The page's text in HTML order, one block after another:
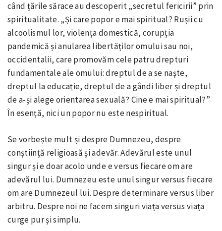
când țările sărace au descoperit „secretul fericirii” prin
spiritualitate. „Și care popor e mai spiritual? Rușii cu
alcoolismul lor, violența domestică, corupția
pandemică și anularea libertăților omului sau noi,
occidentalii, care promovăm cele patru drepturi
fundamentale ale omului: dreptul de a se naște,
dreptul la educație, dreptul de a gândi liber și dreptul
de a-și alege orientarea sexuală? Cine e mai spiritual?”
În esență, nici un popor nu este nespiritual.
Se vorbește mult și despre Dumnezeu, despre
conștiință religioasă și adevăr. Adevărul este unul
singur și e doar acolo unde e versus fiecare om are
adevărul lui. Dumnezeu este unul singur versus fiecare
om are Dumnezeul lui. Despre determinare versus liber
arbitru. Despre noi ne facem singuri viața versus viața
curge pur și simplu.